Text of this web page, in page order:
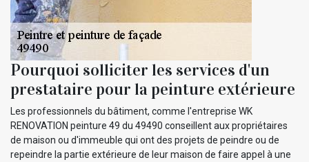
Pourquoi solliciter les services d'un
prestataire pour la peinture extérieure
Les professionnels du bâtiment, comme l'entreprise WK
RENOVATION peinture 49 du 49490 conseillent aux propriétaires
de maison ou d'immeuble qui ont des projets de peindre ou de
repeindre la partie extérieure de leur maison de faire appel à une